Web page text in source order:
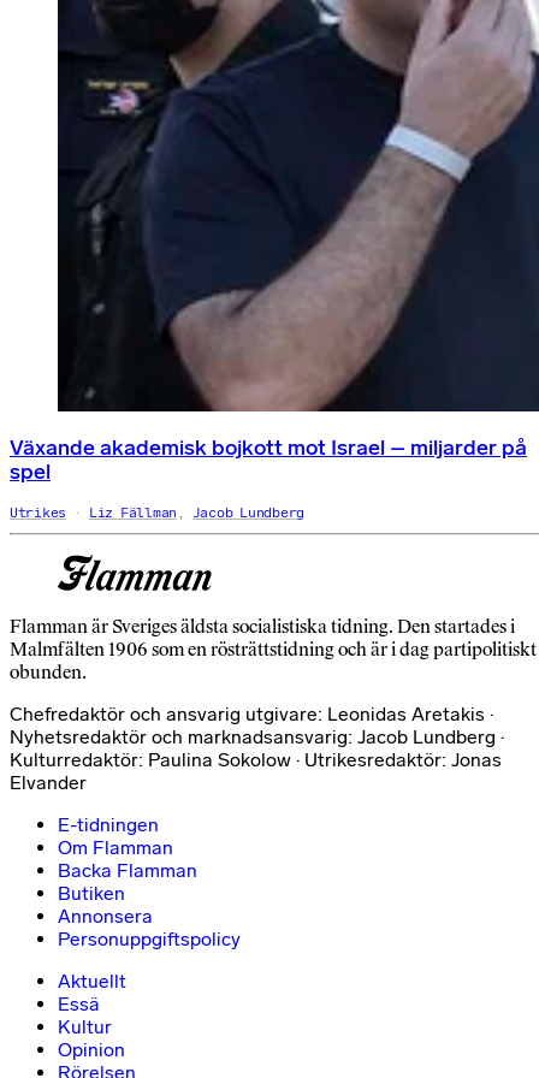
Växande akademisk bojkott mot Israel – miljarder på
spel
Utrikes Liz Fällman Jacob Lundberg
Flamman är Sveriges äldsta socialistiska tidning. Den startades i
Malmfälten 1906 som en rösträttstidning och är i dag partipolitiskt
obunden.
Chefredaktör och ansvarig utgivare: Leonidas Aretakis ·
Nyhetsredaktör och marknadsansvarig: Jacob Lundberg ·
Kulturredaktör: Paulina Sokolow · Utrikesredaktör: Jonas
Elvander
E-tidningen
Om Flamman
Backa Flamman
Butiken
Annonsera
Personuppgiftspolicy
Aktuellt
Essä
Kultur
Opinion
Rörelsen